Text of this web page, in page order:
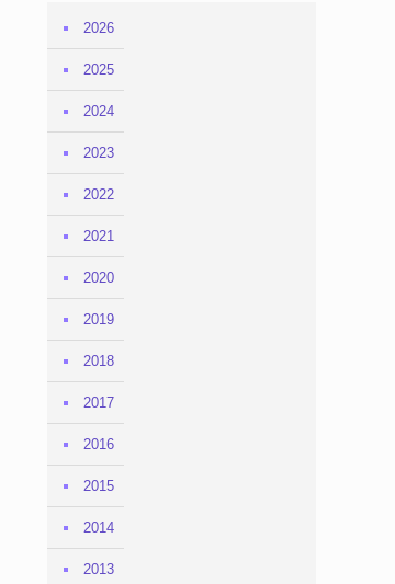
2026
2025
2024
2023
2022
2021
2020
2019
2018
2017
2016
2015
2014
2013